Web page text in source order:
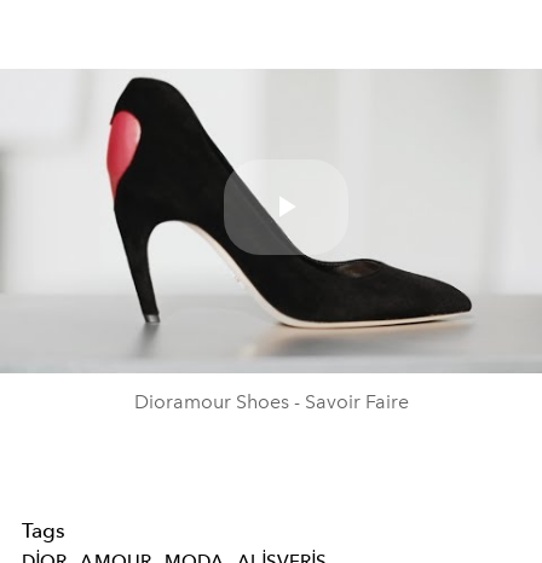
Play
Video
Dioramour Shoes - Savoir Faire
Tags